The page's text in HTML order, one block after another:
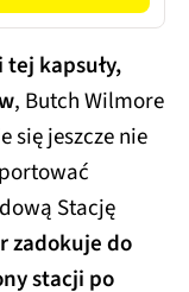
kapsuły,
, Butch Wilmore
się jeszcze nie
Stację
zadokuje do
stacji po